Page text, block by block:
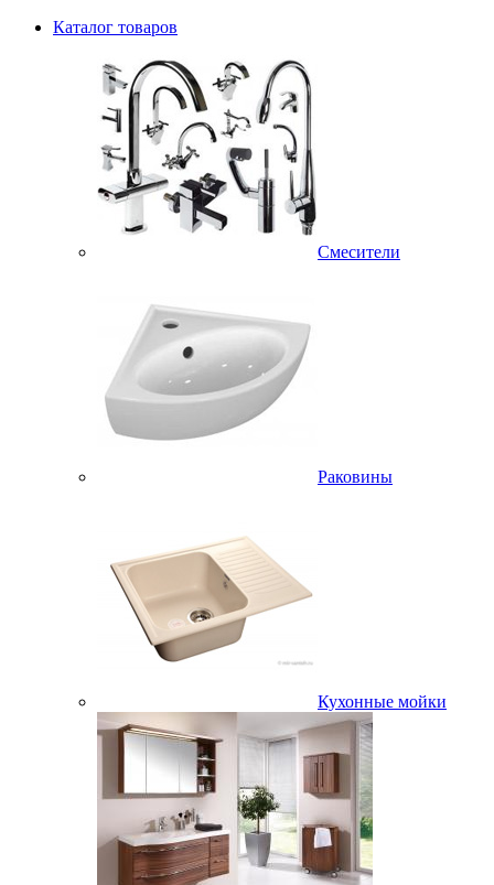
Каталог товаров
Смесители
Раковины
Кухонные мойки